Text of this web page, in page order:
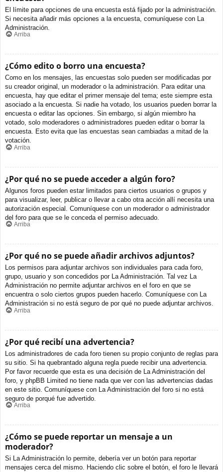
El límite para opciones de una encuesta está fijado por la administración.
Si necesita añadir más opciones a la encuesta, comuníquese con La
Administración.
Arriba
¿Cómo edito o borro una encuesta?
Como en los mensajes, las encuestas solo pueden ser modificadas por
su creador original, un moderador o la administración. Para editar una
encuesta, hay que editar el primer mensaje del tema; este siempre esta
asociado a la encuesta. Si nadie ha votado, los usuarios pueden borrar la
encuesta o editar las opciones. Sin embargo, si algún miembro ha
votado, solo moderadores o administradores pueden editar o borrar la
encuesta. Esto evita que las encuestas sean cambiadas a mitad de la
votación.
Arriba
¿Por qué no se puede acceder a algún foro?
Algunos foros pueden estar limitados para ciertos usuarios o grupos y
para visualizar, leer, publicar o llevar a cabo otra acción allí necesita una
autorización especial. Comuníquese con un moderador o administrador
del foro para que se le conceda el permiso adecuado.
Arriba
¿Por qué no se puede añadir archivos adjuntos?
Los permisos para adjuntar archivos son individuales para cada foro,
grupo, usuario y son concedidos por La Administración. Tal vez La
Administración no permite adjuntar archivos en el foro en que se
encuentra o solo ciertos grupos pueden hacerlo. Comuníquese con La
Administración si no está seguro de por qué no puede adjuntar archivos.
Arriba
¿Por qué recibí una advertencia?
Los administradores de cada foro tienen su propio conjunto de reglas para
su sitio. Si ha quebrantado alguna regla puede recibir una advertencia.
Por favor recuerde que esta es una decisión de La Administración del
foro, y phpBB Limited no tiene nada que ver con las advertencias dadas
en este sitio. Comuníquese con La Administración del foro si no está
seguro de porqué fue advertido.
Arriba
¿Cómo se puede reportar un mensaje a un
moderador?
Si La Administración lo permite, debería ver un botón para reportar
mensajes cerca del mismo. Haciendo clic sobre el botón, el foro le llevará